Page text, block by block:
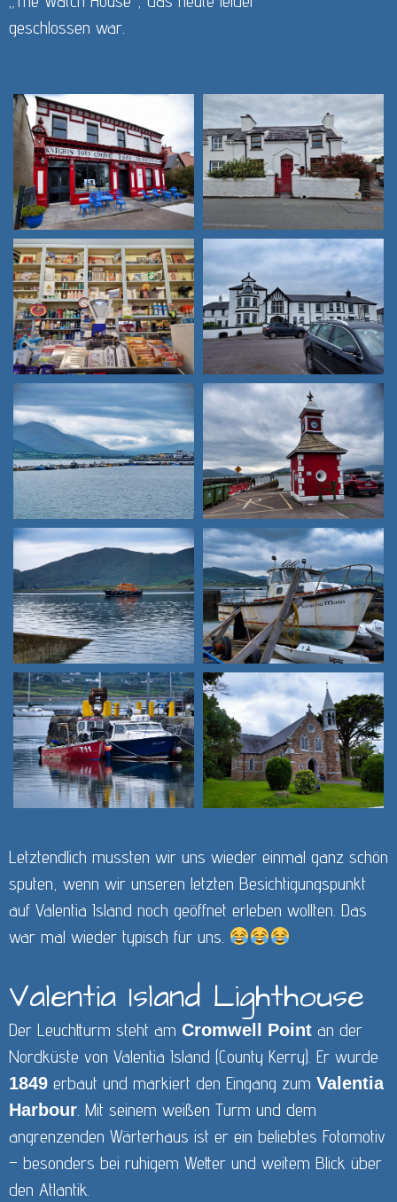
geschlossen war.
Letztendlich mussten wir uns wieder einmal ganz schön
sputen, wenn wir unseren letzten Besichtigungspunkt
auf Valentia Island noch geöffnet erleben wollten. Das
war mal wieder typisch für uns.
Valentia Island Lighthouse
Der Leuchtturm steht am Cromwell Point an der
Nordküste von Valentia Island (County Kerry). Er wurde
1849 erbaut und markiert den Eingang zum Valentia
Harbour. Mit seinem weißen Turm und dem
angrenzenden Wärterhaus ist er ein beliebtes Fotomotiv
– besonders bei ruhigem Wetter und weitem Blick über
den Atlantik.